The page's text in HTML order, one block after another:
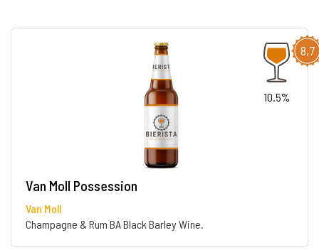
8,7
10.5%
Van Moll Possession
Van Moll
Champagne & Rum BA Black Barley Wine.